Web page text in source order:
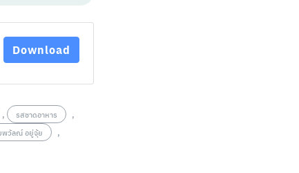
Download
, รสชาดอาหาร ,
พวัลณ์ อยู่จุ้ย ,